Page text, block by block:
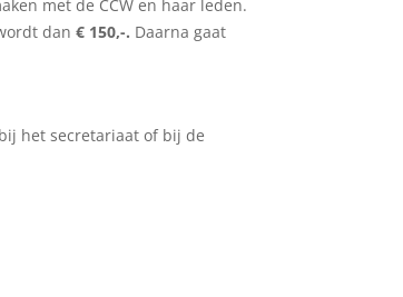
met de CCW en haar leden.
dan€ 150,-. Daarna gaat
het secretariaat of bij de